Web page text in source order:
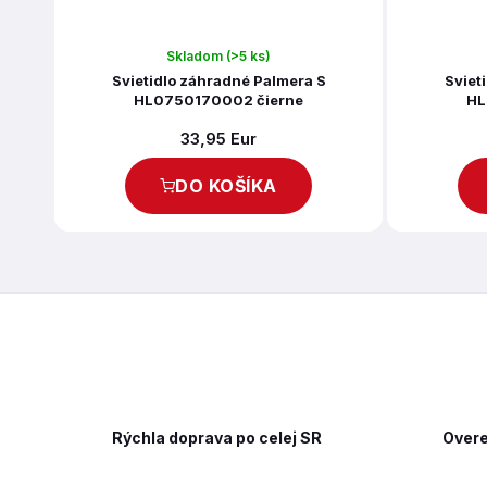
Skladom (>5 ks)
Svietidlo záhradné Palmera S
HL0750170002 čierne
33,95 Eur
DO KOŠÍKA
Rýchla doprava po celej SR